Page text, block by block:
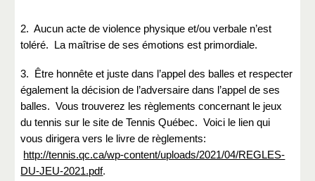
2. Aucun acte de violence physique et/ou verbale n’est
toléré. La maîtrise de ses émotions est primordiale.
3. Être honnête et juste dans l’appel des balles et respecter
également la décision de l’adversaire dans l’appel de ses
balles. Vous trouverez les règlements concernant le jeux
du tennis sur le site de Tennis Québec. Voici le lien qui
vous dirigera vers le livre de règlements:
http://tennis.qc.ca/wp-content/uploads/2021/04/REGLES-
DU-JEU-2021.pdf.